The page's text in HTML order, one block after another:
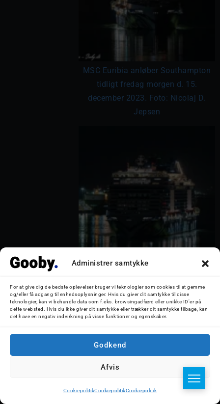
Administrer samtykke
For at give dig de bedste oplevelser bruger vi teknologier som cookies til at gemme
og/eller få adgang til enhedsoplysninger. Hvis du giver dit samtykke til disse
teknologier, kan vi behandle data som f.eks. browsingadfærd eller unikke ID'er på
dette websted. Hvis du ikke giver dit samtykke eller trækker dit samtykke tilbage, kan
det have en negativ indvirkning på visse funktioner og egenskaber.
Godkend
Afvis
CookiepolitikCookiepolitikCookiepolitik
MSC Euribia anløber Southampton
tidligt fredag morgen d. 15.
december 2023. Foto: Nicolaj D.
Jepsen
tidligt fredag morgen d. 15.
december 2023. Foto: Nicolaj D.
Jepsen